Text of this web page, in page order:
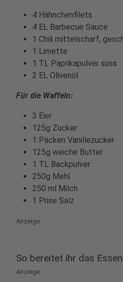
4 Hähnchenfilets
4 EL Barbecue Sauce
1 Chili mittelscharf,
1 Limette
1 TL Paprikapulver süss
2 EL Olivenöl
Für die Waffeln:
3 Eier
125g Zucker
1 Päcken Vanillezucker
125g weiche Butter
1 TL Backpulver
250g Mehl
250 ml Milch
1 Prise Salz
Anzeige
So bereitet ihr das
Anzeige